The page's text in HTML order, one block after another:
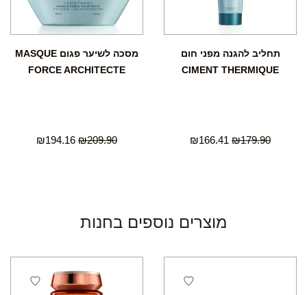
תחליב להגנה מפני חום
CIMENT THERMIQUE
₪179.90
₪166.41
מסכה לשיער פגום MASQUE
FORCE ARCHITECTE
₪209.90
₪194.16
מוצרים נוספים בחנות